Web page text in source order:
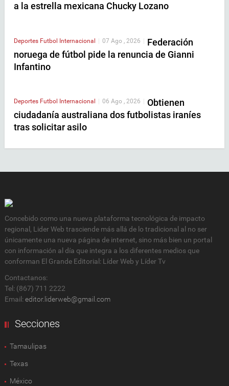
a la estrella mexicana Chucky Lozano
Deportes Futbol Internacional | 07 Ago , 2026 | Federación
noruega de fútbol pide la renuncia de Gianni
Infantino
Deportes Futbol Internacional 06 Ago , 2026
Obtienen
ciudadanía australiana dos futbolistas iraníes
tras solicitar asilo
Concebido como una nueva plataforma tecnológica de impacto
regional, Lider Web trasciende más allá de lo tradicional al no ser
únicamente una nueva página de internet, sino más bien un portal
con información al día que integra a los diferentes medios que
conforman El Grande Editorial: Líder Web y Líder Tv
Contactanos:
Tel: (867) 711 2222
Email: editor.liderweb@gmail.com
Secciones
Tamaulipas
Texas
México